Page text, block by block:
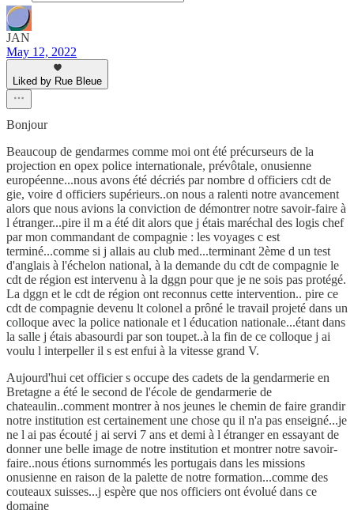
JAN
May 12, 2022
Liked by Rue Bleue
Bonjour
Beaucoup de gendarmes comme moi ont été précurseurs de la
projection en opex police internationale, prévôtale, onusienne
européenne...nous avons été décriés par nombre d officiers cdt de
gie, voire d officiers supérieurs..on nous a ralenti notre avancement
alors que nous avions la conviction de démontrer notre savoir-faire à
l étranger...pire il m a été dit alors que j étais maréchal des logis chef
par mon commandant de compagnie : les voyages c est
terminé...comme si j allais au club med...terminant 2ème d un test
d'anglais à l'échelon national, à la demande du cdt de compagnie le
cdt de région est intervenu à la dggn pour que je ne sois pas protégé.
La dggn et le cdt de région ont reconnus cette intervention.. pire ce
cdt de compagnie devenu lt colonel a prôné le travail projeté dans un
colloque avec la police nationale et l éducation nationale...étant dans
la salle j étais abasourdi par son toupet..à la fin de ce colloque j ai
voulu l interpeller il s est enfui à la vitesse grand V.
Aujourd'hui cet officier s occupe des cadets de la gendarmerie en
Bretagne a été le second de l'école de gendarmerie de
chateaulin..comment montrer à nos jeunes le chemin de faire grandir
notre institution est certainement une chose qu il n'a pas enseigné...je
ne l ai pas écouté j ai servi 7 ans et demi à l étranger en essayant de
donner une belle image de notre institution et montrer notre savoir-
faire..nous étions surnommés les portugais dans les missions
onusienne en raison de la palette de notre formation...comme des
couteaux suisses...j espère que nos officiers ont évolué dans ce
domaine